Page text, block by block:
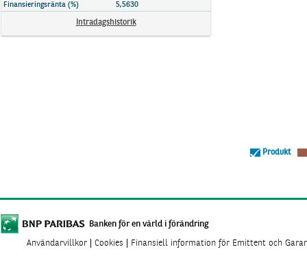
Finansieringsränta (%)
5,5630
Intradagshistorik
Produkt
Banken för en värld i förändring
Användarvillkor Cookies Finansiell information för Emittent och